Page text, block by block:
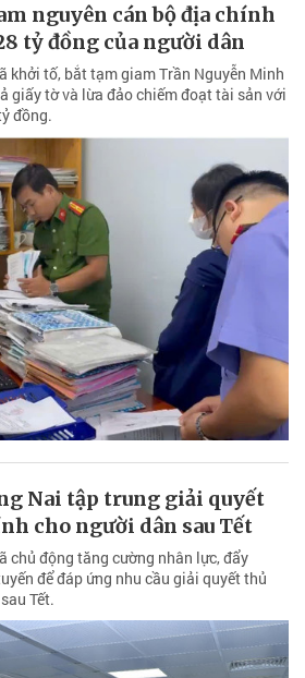
nguyên cán bộ địa chính
tỷ đồng của người dân
khởi tố, bắt tạm giam Trần Nguyễn Minh
giấy tờ và lừa đảo chiếm đoạt tài sản với
đồng.
Nai tập trung giải quyết
cho người dân sau Tết
chủ động tăng cường nhân lực, đẩy
để đáp ứng nhu cầu giải quyết thủ
Tết.